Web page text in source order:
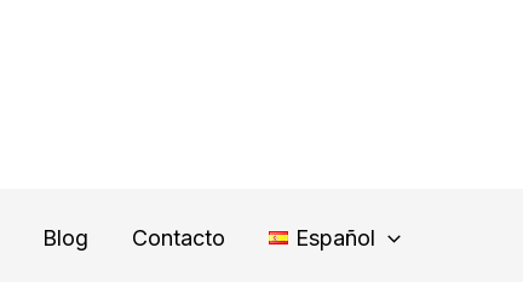
Blog Contacto Español